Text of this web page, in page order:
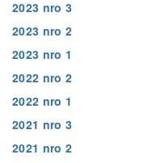
2023 nro 3
2023 nro 2
2023 nro 1
2022 nro 2
2022 nro 1
2021 nro 3
2021 nro 2